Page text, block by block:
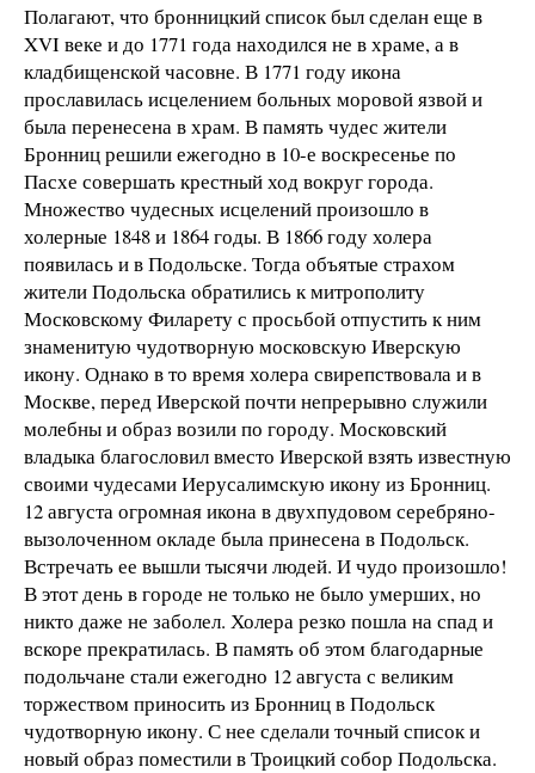
Полагают, что бронницкий список был сделан еще в
XVI веке и до 1771 года находился не в храме, а в
кладбищенской часовне. В 1771 году икона
прославилась исцелением больных моровой язвой и
была перенесена в храм. В память чудес жители
Бронниц решили ежегодно в 10-е воскресенье по
Пасхе совершать крестный ход вокруг города.
Множество чудесных исцелений произошло в
холерные 1848 и 1864 годы. В 1866 году холера
появилась и в Подольске. Тогда объятые страхом
жители Подольска обратились к митрополиту
Московскому Филарету с просьбой отпустить к ним
знаменитую чудотворную московскую Иверскую
икону. Однако в то время холера свирепствовала и в
Москве, перед Иверской почти непрерывно служили
молебны и образ возили по городу. Московский
владыка благословил вместо Иверской взять известную
своими чудесами Иерусалимскую икону из Бронниц.
12 августа огромная икона в двухпудовом серебряно-
вызолоченном окладе была принесена в Подольск.
Встречать ее вышли тысячи людей. И чудо произошло!
В этот день в городе не только не было умерших, но
никто даже не заболел. Холера резко пошла на спад и
вскоре прекратилась. В память об этом благодарные
подольчане стали ежегодно 12 августа с великим
торжеством приносить из Бронниц в Подольск
чудотворную икону. С нее сделали точный список и
новый образ поместили в Троицкий собор Подольска.